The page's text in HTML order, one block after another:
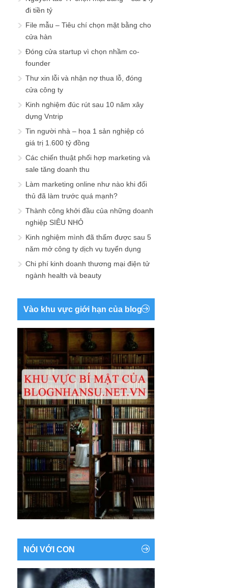
đi tiền tỷ
File mẫu – Tiêu chí chọn mặt bằng cho
cửa hàn
Đóng cửa startup vì chọn nhầm co-
founder
Thư xin lỗi và nhận nợ thua lỗ, đóng
cửa công ty
Kinh nghiệm đúc rút sau 10 năm xây
dựng Vntrip
Tin người nhà – họa 1 sản nghiệp có
giá trị 1.600 tỷ đồng
Các chiến thuật phối hợp marketing và
sale tăng doanh thu
Làm marketing online như nào khi đối
thủ đã làm trước quá mạnh?
Thành công khởi đầu của những doanh
nghiệp SIÊU NHỎ
Kinh nghiệm mình đã thấm được sau 5
năm mở công ty dịch vụ tuyển dụng
Chi phí kinh doanh thương mại điện tử
ngành health và beauty
Vào khu vực giới hạn của blog
NÓI VỚI CON